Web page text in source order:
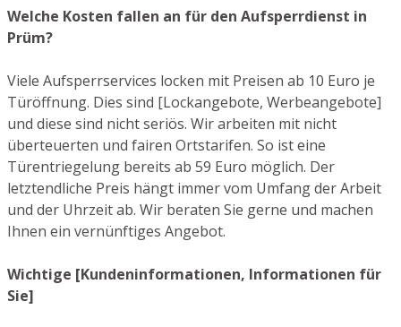
Welche Kosten fallen an für den Aufsperrdienst in
Prüm?
Viele Aufsperrservices locken mit Preisen ab 10 Euro je
Türöffnung. Dies sind [Lockangebote, Werbeangebote]
und diese sind nicht seriös. Wir arbeiten mit nicht
überteuerten und fairen Ortstarifen. So ist eine
Türentriegelung bereits ab 59 Euro möglich. Der
letztendliche Preis hängt immer vom Umfang der Arbeit
und der Uhrzeit ab. Wir beraten Sie gerne und machen
Ihnen ein vernünftiges Angebot.
Wichtige [Kundeninformationen, Informationen für
Sie]